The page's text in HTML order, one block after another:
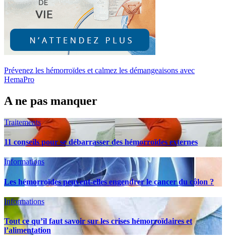
Prévenez les hémorroïdes et calmez les démangeaisons avec
HemaPro
A ne pas manquer
Traitements
11 conseils pour se débarrasser des hémorroïdes externes
Informations
Les hémorroïdes peuvent-elles engendrer le cancer du côlon ?
Informations
Tout ce qu’il faut savoir sur les crises hémorroïdaires et
l’alimentation